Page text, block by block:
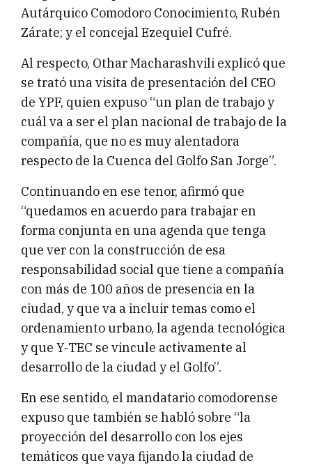
Autárquico Comodoro Conocimiento, Rubén
Zárate; y el concejal Ezequiel Cufré.
Al respecto, Othar Macharashvili explicó que
se trató una visita de presentación del CEO
de YPF, quien expuso “un plan de trabajo y
cuál va a ser el plan nacional de trabajo de la
compañía, que no es muy alentadora
respecto de la Cuenca del Golfo San Jorge”.
Continuando en ese tenor, afirmó que
“quedamos en acuerdo para trabajar en
forma conjunta en una agenda que tenga
que ver con la construcción de esa
responsabilidad social que tiene a compañía
con más de 100 años de presencia en la
ciudad, y que va a incluir temas como el
ordenamiento urbano, la agenda tecnológica
y que Y-TEC se vincule activamente al
desarrollo de la ciudad y el Golfo”.
En ese sentido, el mandatario comodorense
expuso que también se habló sobre “la
proyección del desarrollo con los ejes
temáticos que vaya fijando la ciudad de